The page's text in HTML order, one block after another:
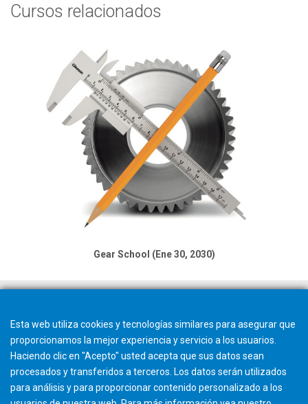
Cursos relacionados
Gear School (Ene 30, 2030)
Esta web utiliza cookies y tecnologías similares para asegurar que
proporcionamos la mejor experiencia y servicio a los usuarios.
Haciendo clic en "Acepto" usted acepta que sus datos sean
procesados y transferidos a terceros. Los datos serán utilizados
para análisis y para proporcionar contenido personalizado a los